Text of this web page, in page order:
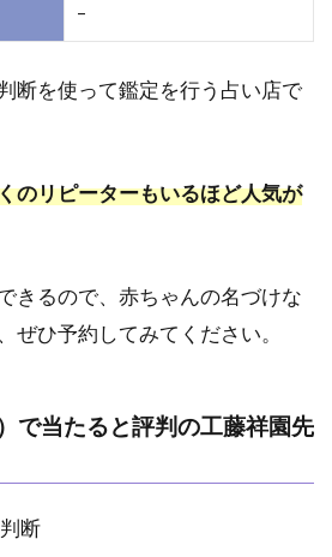
–
断を使って鑑定を行う占い店で
のリピーターもいるほど人気が
きるので、赤ちゃんの名づけな
ぜひ予約してみてください。
で当たると評判の工藤祥園先
断